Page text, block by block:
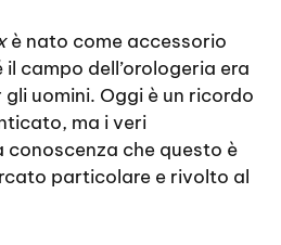
è nato come accessorio
campo dell’orologeria era
uomini. Oggi è un ricordo
ma i veri
che questo è
particolare e rivolto al